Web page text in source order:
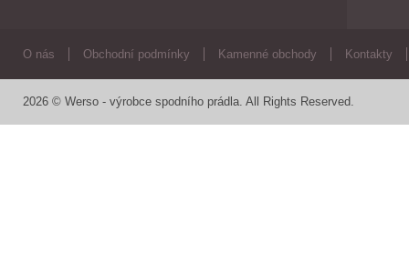
O nás Obchodní podmínky Kamenné obchody Kontakty
2026 © Werso - výrobce spodního prádla. All Rights Reserved.